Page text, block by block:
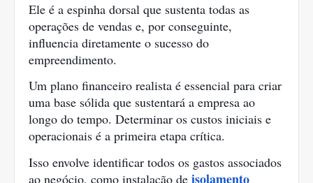
Ele é a espinha dorsal que sustenta todas as
operações de vendas e, por conseguinte,
influencia diretamente o sucesso do
empreendimento.
Um plano financeiro realista é essencial para criar
uma base sólida que sustentará a empresa ao
longo do tempo. Determinar os custos iniciais e
operacionais é a primeira etapa crítica.
Isso envolve identificar todos os gastos associados
ao negócio, como instalação de isolamento